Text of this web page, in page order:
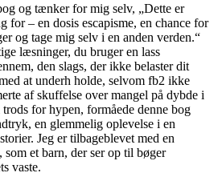
og tænker for mig selv, „Dette er
for – en dosis escapisme, en chance for
og tage mig selv i en anden verden.“
læsninger, du bruger en lass
den slags, der ikke belaster dit
at underh holde, selvom fb2 ikke
af skuffelse over mangel på dybde i
for hypen, formåede denne bog
en glemmelig oplevelse i en
Jeg er tilbageblevet med en
et barn, der ser op til bøger
vaste.